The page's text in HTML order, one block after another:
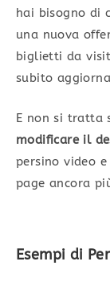
hai bisogno di
una nuova
biglietti da
subito
E non si tratta
modificare il
persino video
page ancora
Esempi di